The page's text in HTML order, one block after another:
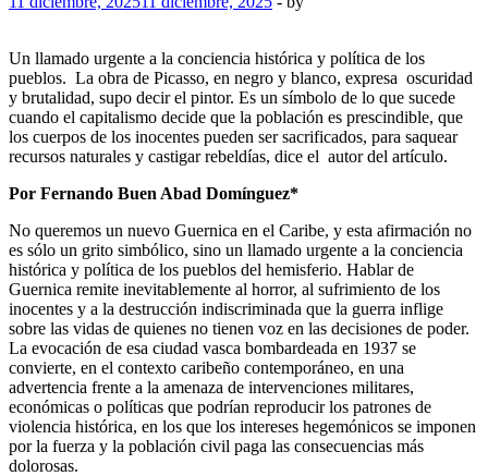
Un llamado urgente a la conciencia histórica y política de los
pueblos. La obra de Picasso, en negro y blanco, expresa oscuridad
y brutalidad, supo decir el pintor. Es un símbolo de lo que sucede
cuando el capitalismo decide que la población es prescindible, que
los cuerpos de los inocentes pueden ser sacrificados, para saquear
recursos naturales y castigar rebeldías, dice el autor del artículo.
Por Fernando Buen Abad Domínguez*
No queremos un nuevo Guernica en el Caribe, y esta afirmación no
es sólo un grito simbólico, sino un llamado urgente a la conciencia
histórica y política de los pueblos del hemisferio. Hablar de
Guernica remite inevitablemente al horror, al sufrimiento de los
inocentes y a la destrucción indiscriminada que la guerra inflige
sobre las vidas de quienes no tienen voz en las decisiones de poder.
La evocación de esa ciudad vasca bombardeada en 1937 se
convierte, en el contexto caribeño contemporáneo, en una
advertencia frente a la amenaza de intervenciones militares,
económicas o políticas que podrían reproducir los patrones de
violencia histórica, en los que los intereses hegemónicos se imponen
por la fuerza y la población civil paga las consecuencias más
dolorosas.